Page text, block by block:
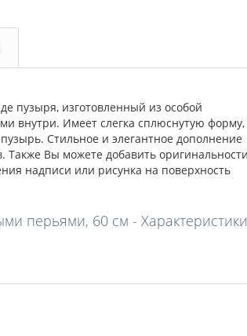
пузыря, изготовленный из особой
внутри. Имеет слегка сплюснутую форму,
Стильное и элегантное дополнение
Также Вы можете добавить оригинальности
надписи или рисунка на поверхность
перьями, 60 см -